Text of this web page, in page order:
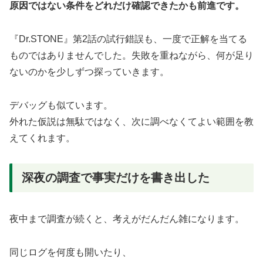
原因ではない条件をどれだけ確認できたかも前進です。
『Dr.STONE』第2話の試行錯誤も、一度で正解を当てる
ものではありませんでした。失敗を重ねながら、何が足り
ないのかを少しずつ探っていきます。
デバッグも似ています。
外れた仮説は無駄ではなく、次に調べなくてよい範囲を教
えてくれます。
深夜の調査で事実だけを書き出した
夜中まで調査が続くと、考えがだんだん雑になります。
同じログを何度も開いたり、